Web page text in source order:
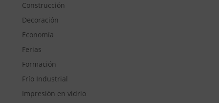
Construcción
Decoración
Economía
Ferias
Formación
Frío Industrial
Impresión en vidrio